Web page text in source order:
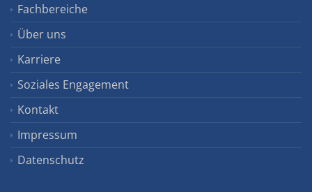
Fachbereiche
Über uns
Karriere
Soziales Engagement
Kontakt
Impressum
Datenschutz